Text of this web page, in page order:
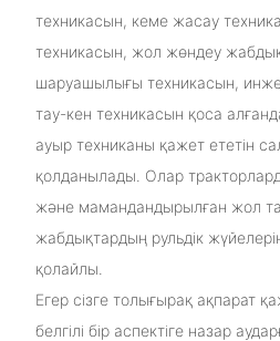
техникасын, кеме жасау
техникасын, жол жөндеу
шаруашылығы техникасын,
тау-кен техникасын қоса
ауыр техниканы қажет ететін
қолданылады. Олар
және мамандандырылған жол
жабдықтардың рульдік
қолайлы.
Егер сізге толығырақ ақпарат
белгілі бір аспектіге назар